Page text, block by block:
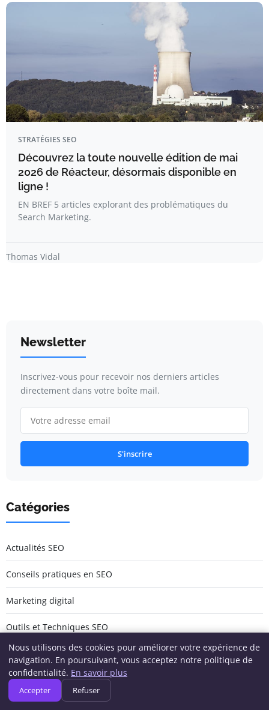
STRATÉGIES SEO
Découvrez la toute nouvelle édition de mai
2026 de Réacteur, désormais disponible en
ligne !
EN BREF 5 articles explorant des problématiques du
Search Marketing.
Thomas Vidal
Newsletter
Inscrivez-vous pour recevoir nos derniers articles
directement dans votre boîte mail.
S'inscrire
Catégories
Actualités SEO
Conseils pratiques en SEO
Marketing digital
Outils et Techniques SEO
Stratégies SEO
Études de cas SEO
Nous utilisons des cookies pour améliorer votre expérience de
navigation. En poursuivant, vous acceptez notre politique de
confidentialité. En savoir plus
Accepter Refuser